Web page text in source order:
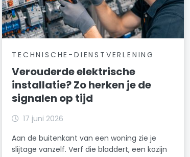
TECHNISCHE-DIENSTVERLENING
Verouderde elektrische
installatie? Zo herken je de
signalen op tijd
17 juni 2026
Aan de buitenkant van een woning zie je
slijtage vanzelf. Verf die bladdert, een kozijn